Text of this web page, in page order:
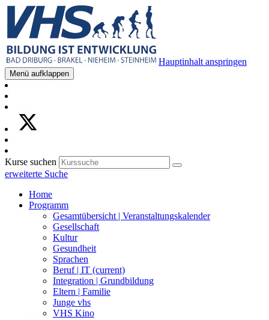
Hauptinhalt anspringen
Menü aufklappen
Kurse suchen
erweiterte Suche
Home
Programm
Gesamtübersicht | Veranstaltungskalender
Gesellschaft
Kultur
Gesundheit
Sprachen
Beruf | IT (current)
Integration | Grundbildung
Eltern | Familie
Junge vhs
VHS Kino